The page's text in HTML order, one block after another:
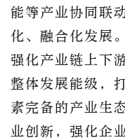
能等产业协同联
化、融合化发展
强化产业链上下
整体发展能级，
素完备的产业生
业创新，强化企